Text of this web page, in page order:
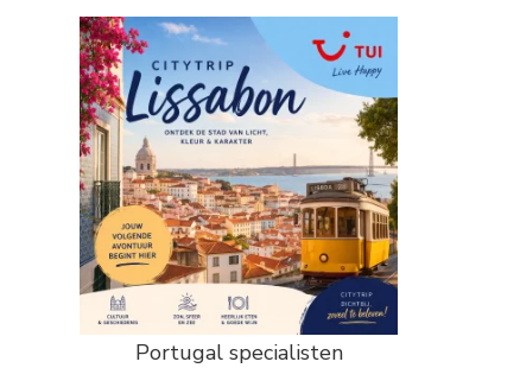
Portugal specialisten